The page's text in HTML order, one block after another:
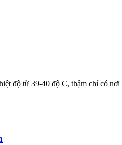
độ từ 39-40 độ C, thậm chí có